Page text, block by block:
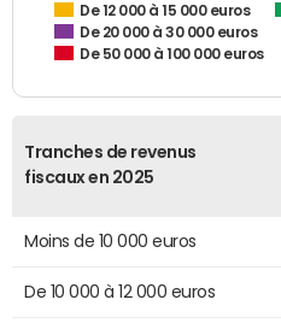
De 12 000 à 15 000 euros
De 20 000 à 30 000 euros
De 50 000 à 100 000 euros
Tranches de revenus
fiscaux en 2025
Moins de 10 000 euros
De 10 000 à 12 000 euros